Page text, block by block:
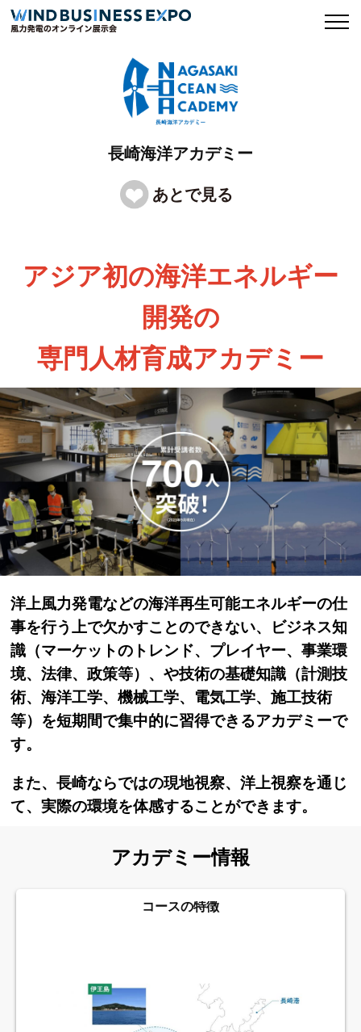
長崎海洋アカデミー
アジア初の海洋エネルギー
開発の
専門人材育成アカデミー
洋上風力発電などの海洋再生可能エネルギーの仕
事を行う上で欠かすことのできない、ビジネス知
識（マーケットのトレンド、プレイヤー、事業環
境、法律、政策等）、や技術の基礎知識（計測技
術、海洋工学、機械工学、電気工学、施工技術
等）を短期間で集中的に習得できるアカデミーで
す。
また、長崎ならではの現地視察、洋上視察を通じ
て、実際の環境を体感することができます。
アカデミー情報
コースの特徴